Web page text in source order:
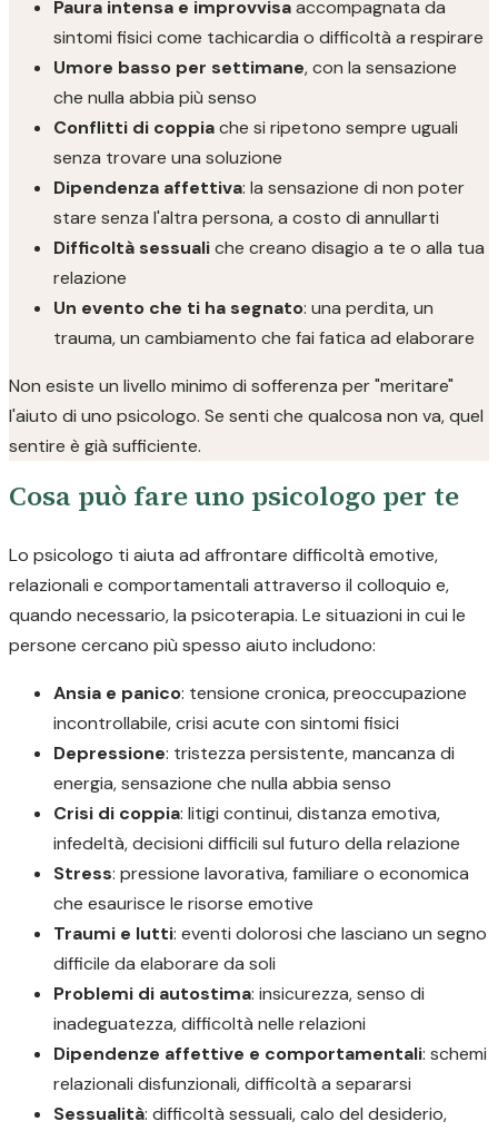
Paura intensa e improvvisaaccompagnata da
sintomi fisici come tachicardia o difficoltà a respirare
Umore basso per settimane, con la sensazione
che nulla abbia più senso
Conflitti di coppiache si ripetono sempre uguali
senza trovare una soluzione
Dipendenza affettiva: la sensazione di non poter
stare senza l'altra persona, a costo di annullarti
Difficoltà sessualiche creano disagio a te o alla tua
relazione
Un evento che ti ha segnato: una perdita, un
trauma, un cambiamento che fai fatica ad elaborare
Non esiste un livello minimo di sofferenza per "meritare"
l'aiuto di uno psicologo. Se senti che qualcosa non va, quel
sentire è già sufficiente.
Cosa può fare uno psicologo per te
Lo psicologo ti aiuta ad affrontare difficoltà emotive,
relazionali e comportamentali attraverso il colloquio e,
quando necessario, la psicoterapia. Le situazioni in cui le
persone cercano più spesso aiuto includono:
Ansia e panico: tensione cronica, preoccupazione
incontrollabile, crisi acute con sintomi fisici
Depressione: tristezza persistente, mancanza di
energia, sensazione che nulla abbia senso
Crisi di coppia: litigi continui, distanza emotiva,
infedeltà, decisioni difficili sul futuro della relazione
Stress: pressione lavorativa, familiare o economica
che esaurisce le risorse emotive
Traumi e lutti: eventi dolorosi che lasciano un segno
difficile da elaborare da soli
Problemi di autostima: insicurezza, senso di
inadeguatezza, difficoltà nelle relazioni
Dipendenze affettive e comportamentali: schemi
relazionali disfunzionali, difficoltà a separarsi
Sessualità: difficoltà sessuali, calo del desiderio,